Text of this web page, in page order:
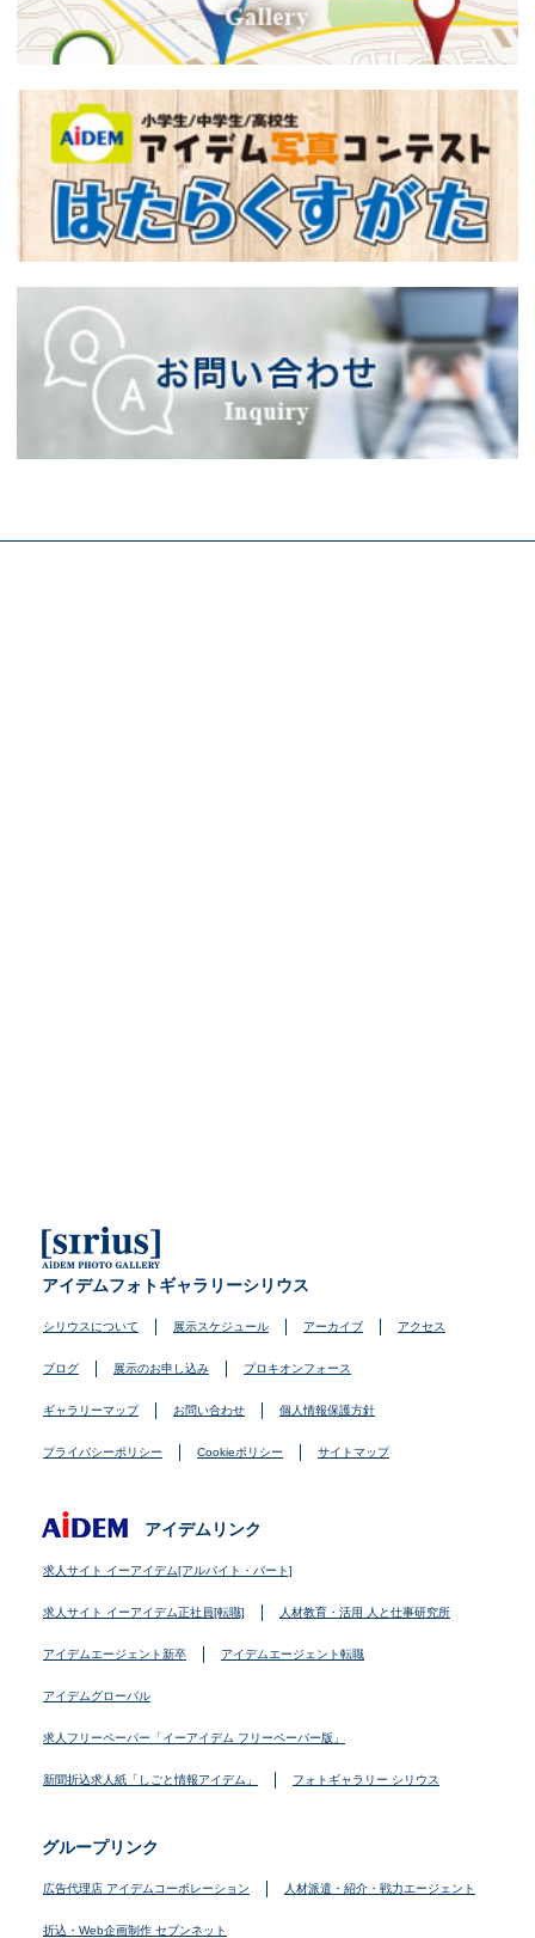
アイデムフォトギャラリーシリウス
シリウスについて 展示スケジュール アーカイブ アクセス
ブログ 展示のお申し込み プロキオンフォース
ギャラリーマップ お問い合わせ 個人情報保護方針
プライバシーポリシー Cookieポリシー サイトマップ
アイデムリンク
求人サイト イーアイデム[アルバイト・パート]
求人サイト イーアイデム正社員[転職] 人材教育・活用 人と仕事研究所
アイデムエージェント新卒 アイデムエージェント転職
アイデムグローバル
求人フリーペーパー「イーアイデム フリーペーパー版」
新聞折込求人紙「しごと情報アイデム」 フォトギャラリー シリウス
グループリンク
広告代理店 アイデムコーポレーション 人材派遣・紹介・戦力エージェント
折込・Web企画制作 セブンネット